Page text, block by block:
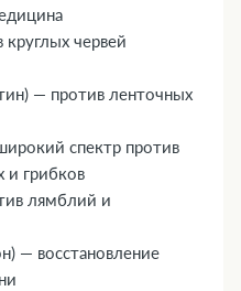
червей
— против ленточных
спектр против
и грибков
лямблий и
— восстановление